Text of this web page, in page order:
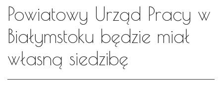
Powiatowy Urząd Pracy w
Białymstoku będzie miał
własną siedzibę